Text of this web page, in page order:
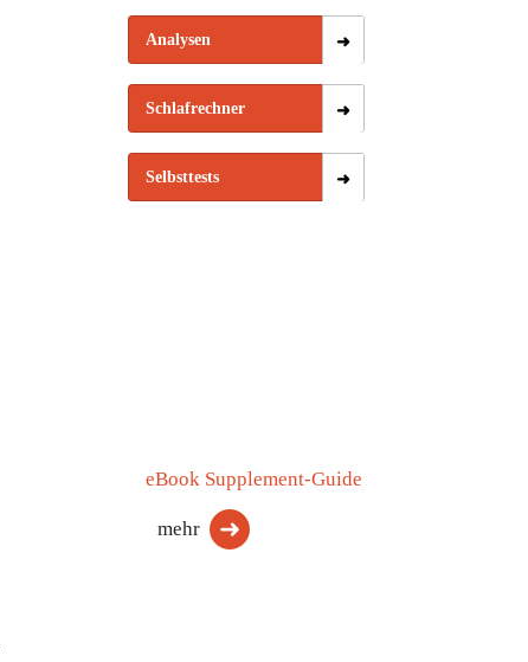
Analysen
Schlafrechner
Selbsttests
eBook Supplement-Guide
mehr